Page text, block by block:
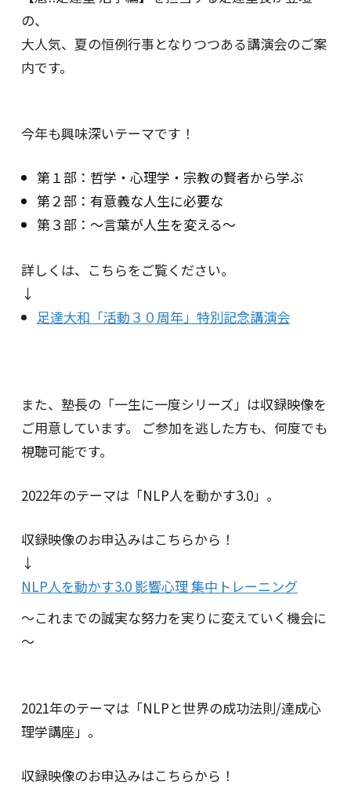
の、
大人気、夏の恒例行事となりつつある講演会のご案
内です。
今年も興味深いテーマです！
第１部：哲学・心理学・宗教の賢者から学ぶ
第２部：有意義な人生に必要な
第３部：〜言葉が人生を変える〜
詳しくは、こちらをご覧ください。
↓
足達大和「活動３０周年」特別記念講演会
また、塾長の「一生に一度シリーズ」は収録映像を
ご用意しています。 ご参加を逃した方も、何度でも
視聴可能です。
2022年のテーマは「NLP人を動かす3.0」。
収録映像のお申込みはこちらから！
↓
NLP人を動かす3.0 影響心理 集中トレーニング
～これまでの誠実な努力を実りに変えていく機会に
～
2021年のテーマは「NLPと世界の成功法則/達成心
理学講座」。
収録映像のお申込みはこちらから！